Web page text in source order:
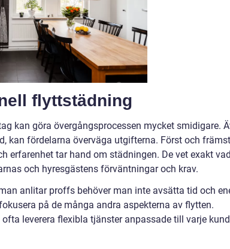
flyttstädning
kan göra övergångsprocessen mycket smidigare.
kan fördelarna överväga utgifterna. Först och främst
erfarenhet tar hand om städningen. De vet exakt vad
och hyresgästens förväntningar och krav.
anlitar proffs behöver man inte avsätta tid och
på de många andra aspekterna av flytten.
leverera flexibla tjänster anpassade till varje